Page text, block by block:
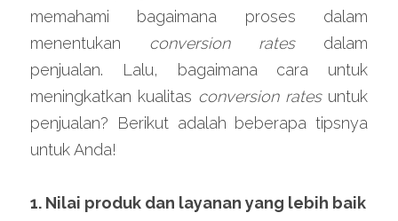
memahami bagaimana proses dalam
menentukan conversion rates dalam
penjualan. Lalu, bagaimana cara untuk
meningkatkan kualitas conversion rates untuk
penjualan? Berikut adalah beberapa tipsnya
untuk Anda!
1. Nilai produk dan layanan yang lebih baik